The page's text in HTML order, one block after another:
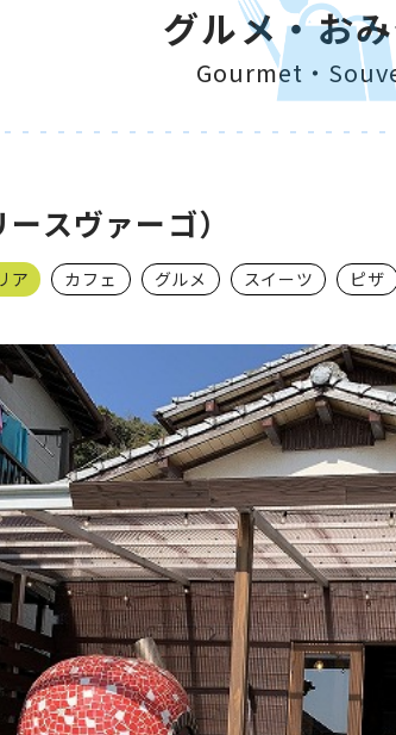
グルメ・お
Gourmet・
スヴァーゴ）
ア カフェ グルメ スイーツ ピザ